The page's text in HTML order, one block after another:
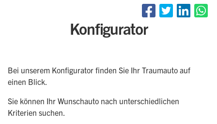
Konfigurator
Bei unserem Konfigurator finden Sie Ihr Traumauto auf
einen Blick.
Sie können Ihr Wunschauto nach unterschiedlichen
Kriterien suchen.